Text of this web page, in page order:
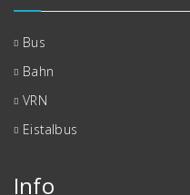
Bus
Bahn
VRN
Eistalbus
Info